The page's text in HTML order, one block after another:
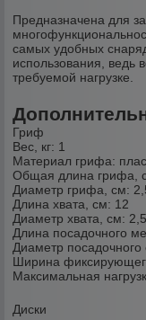
Предназначена для
самых удобных
использования, ведь
требуемой нагрузке.
Гриф
Вес, кг: 1
Материал грифа:
Общая длина грифа,
Диаметр грифа, см:
Длина хвата, см: 12
Диаметр хвата, см: 2,5
Длина посадочного
Диаметр
Ширина
Максимальная
Диски